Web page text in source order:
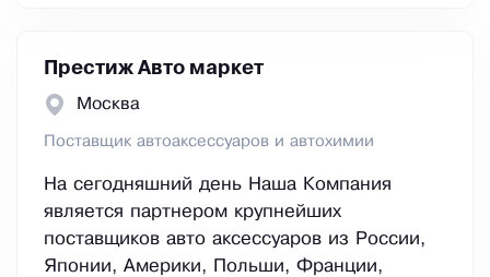
Престиж Авто маркет
Москва
Поставщик автоаксессуаров и автохимии
На сегодняшний день Наша Компания
является партнером крупнейших
поставщиков авто аксессуаров из России,
Японии, Америки, Польши, Франции,